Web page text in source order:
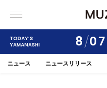
TODAY’S
YAMANASHI
8 07
甲府 河口湖
ニュース ニュースリリース